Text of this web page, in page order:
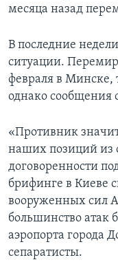
месяца назад
В последние
ситуации.
февраля в Минске,
однако сообщения
«Противник
наших позиций из
договоренности
брифинге в Киеве
вооруженных сил
большинство атак
аэропорта города
сепаратисты.